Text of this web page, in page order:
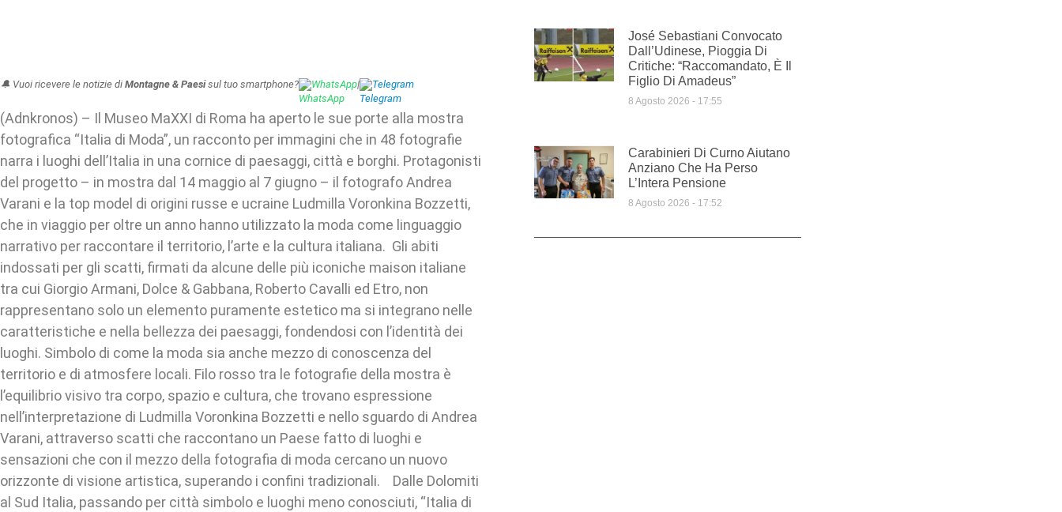
🔔 Vuoi ricevere le notizie di Montagne & Paesisul tuo smartphone? WhatsApp| Telegram
(Adnkronos) – Il Museo MaXXI di Roma ha aperto le sue porte alla mostra
fotografica “Italia di Moda”, un racconto per immagini che in 48 fotografie
narra i luoghi dell’Italia in una cornice di paesaggi, città e borghi. Protagonisti
del progetto – in mostra dal 14 maggio al 7 giugno – il fotografo Andrea
Varani e la top model di origini russe e ucraine Ludmilla Voronkina Bozzetti,
che in viaggio per oltre un anno hanno utilizzato la moda come linguaggio
narrativo per raccontare il territorio, l’arte e la cultura italiana. Gli abiti
indossati per gli scatti, firmati da alcune delle più iconiche maison italiane
tra cui Giorgio Armani, Dolce & Gabbana, Roberto Cavalli ed Etro, non
rappresentano solo un elemento puramente estetico ma si integrano nelle
caratteristiche e nella bellezza dei paesaggi, fondendosi con l’identità dei
luoghi. Simbolo di come la moda sia anche mezzo di conoscenza del
territorio e di atmosfere locali. Filo rosso tra le fotografie della mostra è
l’equilibrio visivo tra corpo, spazio e cultura, che trovano espressione
nell’interpretazione di Ludmilla Voronkina Bozzetti e nello sguardo di Andrea
Varani, attraverso scatti che raccontano un Paese fatto di luoghi e
sensazioni che con il mezzo della fotografia di moda cercano un nuovo
orizzonte di visione artistica, superando i confini tradizionali. Dalle Dolomiti
al Sud Italia, passando per città simbolo e luoghi meno conosciuti, “Italia di
José Sebastiani Convocato
Dall’Udinese, Pioggia Di
Critiche: “Raccomandato, È Il
Figlio Di Amadeus”
8 Agosto 2026 17:55
Carabinieri Di Curno Aiutano
Anziano Che Ha Perso
L’Intera Pensione
8 Agosto 2026 17:52